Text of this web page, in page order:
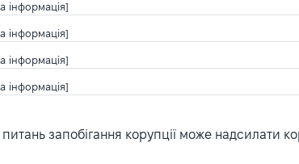
інформація]
інформація]
інформація]
інформація]
запобігання корупції може надсилати